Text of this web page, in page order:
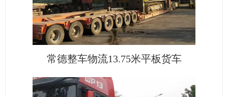
常德整车物流13.75米平板货车